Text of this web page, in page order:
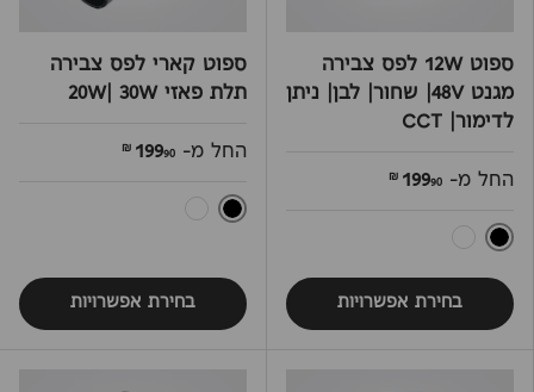
ספוט 12W לפס צבירה
מגנט 48V| שחור| לבן| ניתן
לדימור| CCT
החל מ- 19990 ₪
בחירת אפשרויות
ספוט קארי לפס צבירה
תלת פאזי 20W| 30W
החל מ- 19990 ₪
בחירת אפשרויות